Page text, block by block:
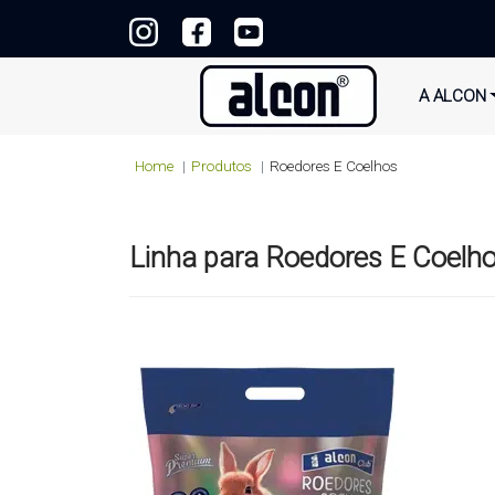
A ALCON
Home Produtos Roedores E Coelhos
Linha para Roedores E